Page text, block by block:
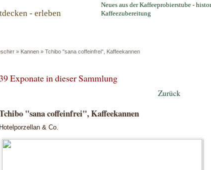
Neues aus der Kaffeeprobierstube -
Kaffeezubereitung
- erleben
» Kannen » Tchibo "sana coffeinfrei", Kaffeekannen
39 Exponate in dieser Sammlung
Zurück
"sana coffeinfrei", Kaffeekannen
Hotelporzellan & Co.